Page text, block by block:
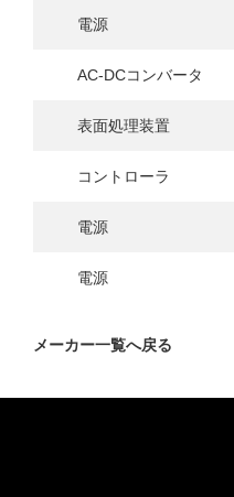
電源
AC-DCコンバータ
表面処理装置
コントローラ
電源
電源
メーカー一覧へ戻る